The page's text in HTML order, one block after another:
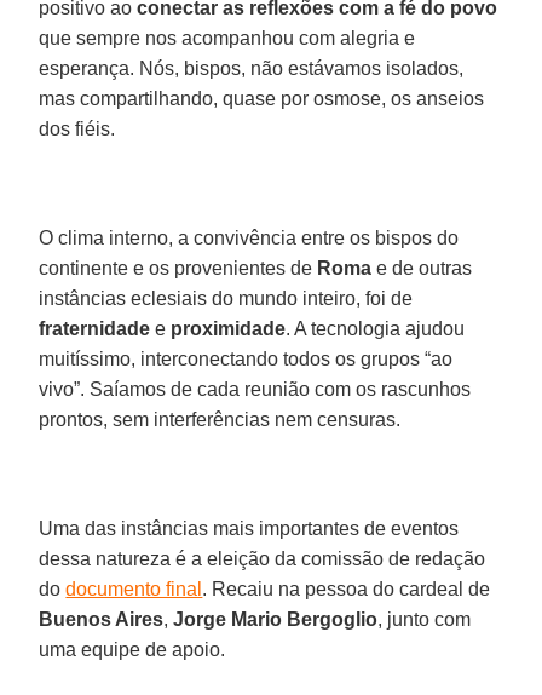
positivo aoconectar as reflexões com a fé do povo
que sempre nos acompanhou com alegria e
esperança. Nós, bispos, não estávamos isolados,
mas compartilhando, quase por osmose, os anseios
dos fiéis.
O clima interno, a convivência entre os bispos do
continente e os provenientes de Roma e de outras
instâncias eclesiais do mundo inteiro, foi de
fraternidade e proximidade. A tecnologia ajudou
muitíssimo, interconectando todos os grupos “ao
vivo”. Saíamos de cada reunião com os rascunhos
prontos, sem interferências nem censuras.
Uma das instâncias mais importantes de eventos
dessa natureza é a eleição da comissão de redação
dodocumento final . Recaiu na pessoa do cardeal de
Buenos Aires,Jorge Mario Bergoglio, junto com
uma equipe de apoio.